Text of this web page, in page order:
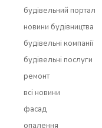
будівельний портал
новини будівництва
будівельні компанії
будівельні послуги
ремонт
всi новини
фасад
опалення